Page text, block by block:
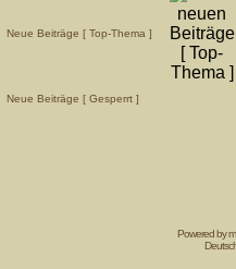
Neue Beiträge [ Top-Thema ]
Neue Beiträge [ Gesperrt ]
Powered by